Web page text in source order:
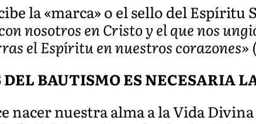
la «marca» o el sello del Espíritu
nosotros en Cristo y el que nos
el Espíritu en nuestros corazones»
DEL BAUTISMO ES NECESARIA
nacer nuestra alma a la Vida